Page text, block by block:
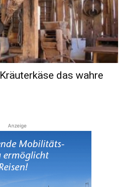
Touristiknews
und
das wahre
Anzeige